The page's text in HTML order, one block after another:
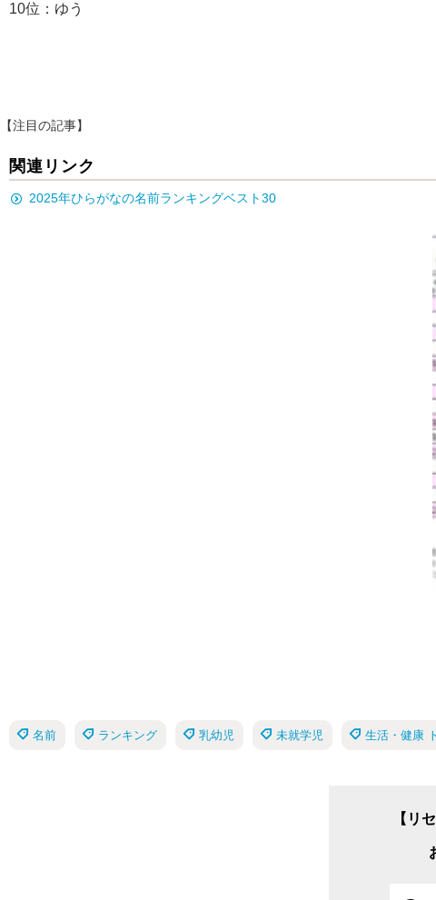
10位：ゆう
【注目の記事】
関連リンク
2025年ひらがなの名前ランキングベスト30
名前 ランキング 乳幼児 未就学児 生活・健康
【リ